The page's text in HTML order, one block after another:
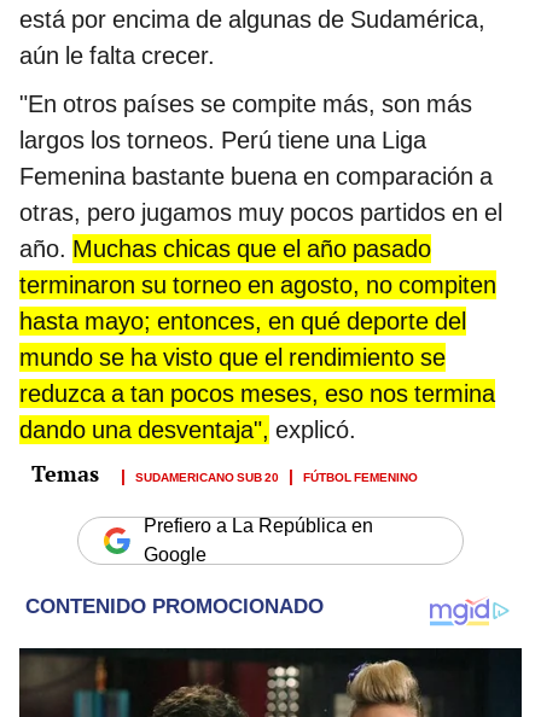
está por encima de algunas de Sudamérica,
aún le falta crecer.
"En otros países se compite más, son más
largos los torneos. Perú tiene una Liga
Femenina bastante buena en comparación a
otras, pero jugamos muy pocos partidos en el
año. Muchas chicas que el año pasado
terminaron su torneo en agosto, no compiten
hasta mayo; entonces, en qué deporte del
mundo se ha visto que el rendimiento se
reduzca a tan pocos meses, eso nos termina
dando una desventaja", explicó.
SUDAMERICANO SUB 20 FÚTBOL FEMENINO
Prefiero a La República en
Google